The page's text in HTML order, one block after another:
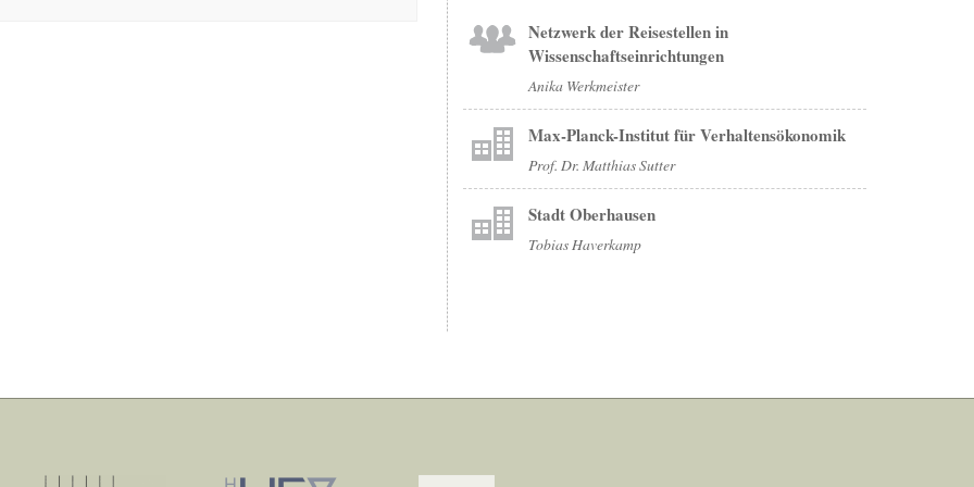
Netzwerk der Reisestellen in
Wissenschaftseinrichtungen
Anika Werkmeister
Max-Planck-Institut für Verhaltensökonomik
Prof. Dr. Matthias Sutter
Stadt Oberhausen
Tobias Haverkamp